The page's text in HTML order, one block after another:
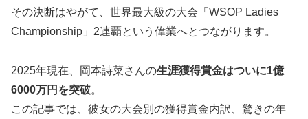
その決断はやがて、世界最大級の大会「WSOP Ladies
Championship」2連覇という偉業へとつながります。
2025年現在、岡本詩菜さんの生涯獲得賞金はついに1億
6000万円を突破。
この記事では、彼女の大会別の獲得賞金内訳、驚きの年